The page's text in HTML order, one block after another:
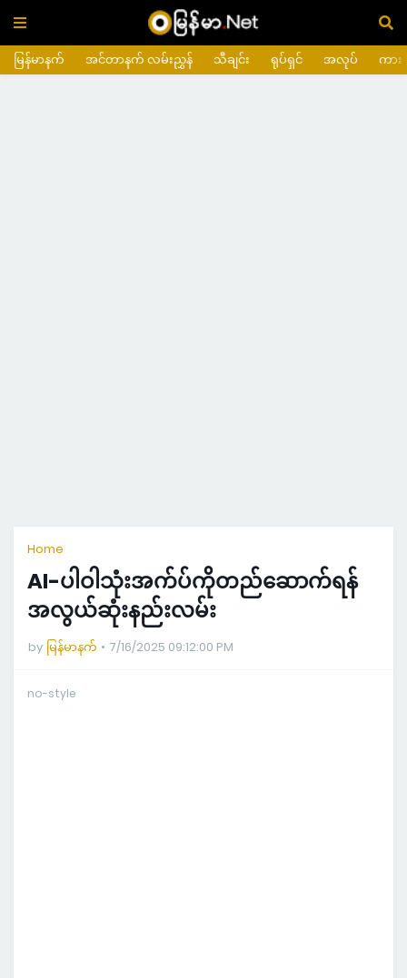
မြန်မာနက် အင်တာနက် လမ်းညွှန် သီချင်း ရုပ်ရှင် အလုပ် ကား
Home
AI-ပါဝါသုံးအက်ပ်ကိုတည်ဆောက်ရန်
အလွယ်ဆုံးနည်းလမ်း
by မြန်မာနက် 7/16/2025 09:12:00 PM
no-style